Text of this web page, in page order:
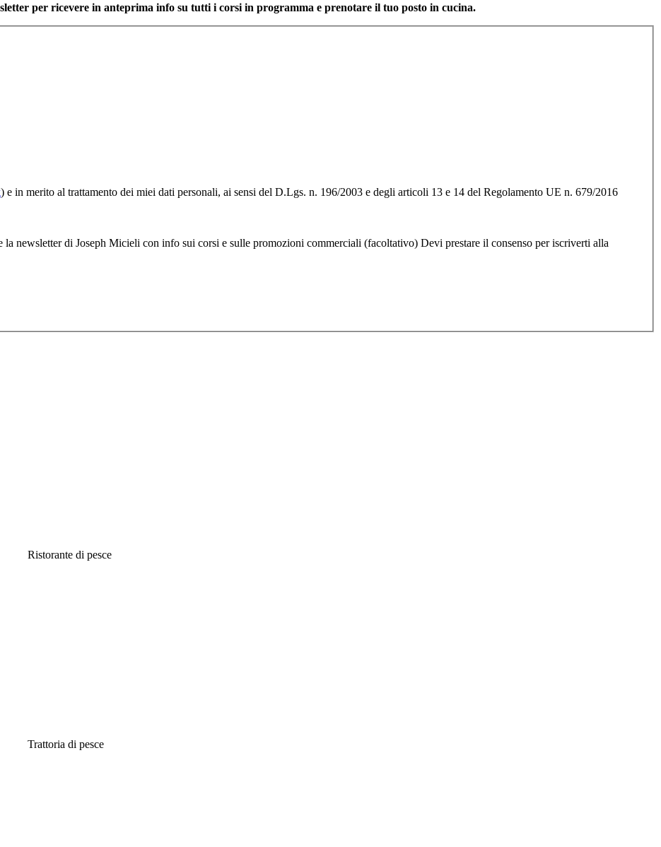
per ricevere in anteprima info su tutti i corsi in programma e prenotare il tuo posto in cucina.
) e in merito al trattamento dei miei dati personali, ai sensi del D.Lgs. n. 196/2003 e degli articoli 13 e 14 del Regolamento UE n. 679/2016
newsletter di Joseph Micieli con info sui corsi e sulle promozioni commerciali (facoltativo) Devi prestare il consenso per iscriverti alla
Ristorante di pesce
Trattoria di pesce